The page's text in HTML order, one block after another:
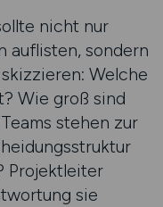
nicht nur
auflisten, sondern
Welche
Wie groß sind
stehen zur
Projektleiter
sie